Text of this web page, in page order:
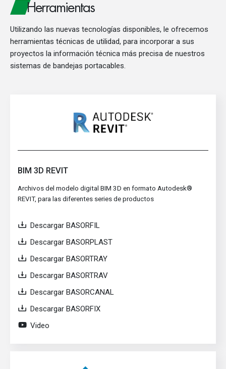
Herramientas
Utilizando las nuevas tecnologías disponibles, le ofrecemos
herramientas técnicas de utilidad, para incorporar a sus
proyectos la información técnica más precisa de nuestros
sistemas de bandejas portacables.
BIM 3D REVIT
Archivos del modelo digital BIM 3D en formato Autodesk®
REVIT, para las diferentes series de productos
Descargar BASORFIL
Descargar BASORPLAST
Descargar BASORTRAY
Descargar BASORTRAV
Descargar BASORCANAL
Descargar BASORFIX
Video